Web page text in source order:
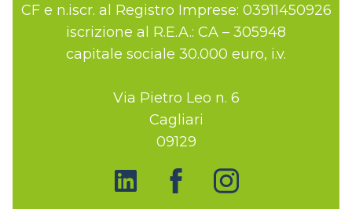
CF e n.iscr. al Registro Imprese: 03911450926
iscrizione al R.E.A.: CA – 305948
capitale sociale 30.000 euro, i.v.
Via Pietro Leo n. 6
Cagliari
09129